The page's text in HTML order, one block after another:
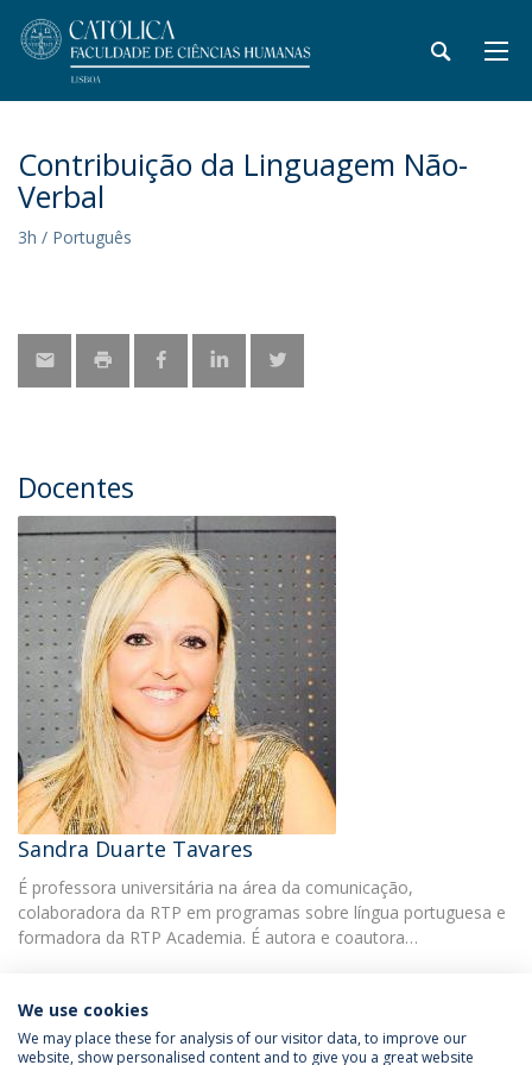
Contribuição da Linguagem Não-
Verbal
3h / Português
Docentes
Sandra Duarte Tavares
É professora universitária na área da comunicação,
colaboradora da RTP em programas sobre língua portuguesa e
formadora da RTP Academia. É autora e coautora…
We use cookies
We may place these for analysis of our visitor data, to improve our
website, show personalised content and to give you a great website